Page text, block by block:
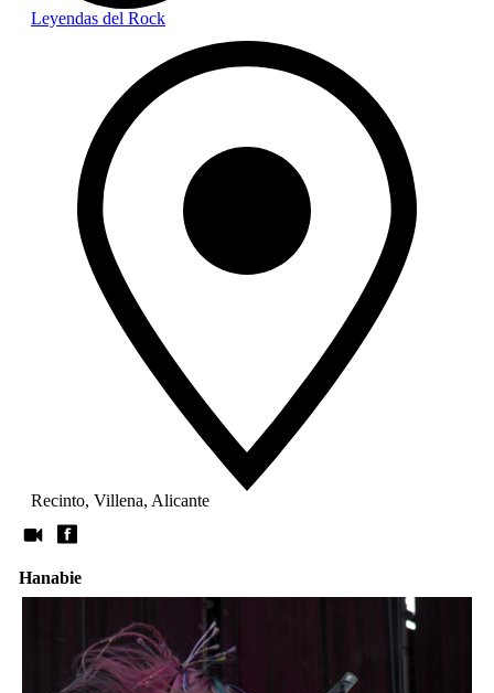
Leyendas del Rock
Recinto, Villena, Alicante
Hanabie